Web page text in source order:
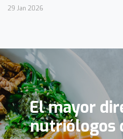
29 Jan 2026
El mayor
nutriólogos